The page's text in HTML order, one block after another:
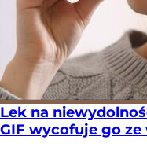
Lek na
GIF wycofuje go